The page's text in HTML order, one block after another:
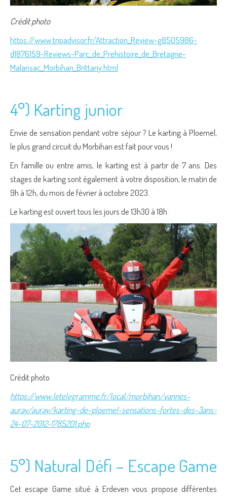
Crédit photo
https://www.tripadvisor.fr/Attraction_Review-g8505986-
d1876159-Reviews-Parc_de_Prehistoire_de_Bretagne-
Malansac_Morbihan_Brittany.html
4°) Karting junior
Envie de sensation pendant votre séjour ? Le karting à Ploemel,
le plus grand circuit du Morbihan est fait pour vous !
En famille ou entre amis, le karting est à partir de 7 ans. Des
stages de karting sont également à votre disposition, le matin de
9h à 12h, du mois de février à octobre 2023.
Le karting est ouvert tous les jours de 13h30 à 18h.
Crédit photo
https://www.letelegramme.fr/local/morbihan/vannes-
auray/auray/karting-de-ploemel-sensations-fortes-des-3ans-
24-07-2012-1785201.php
5°) Natural Défi – Escape Game
Cet escape Game situé à Erdeven vous propose différentes